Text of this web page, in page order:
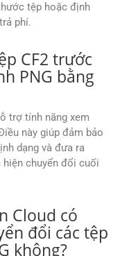
tệp hoặc định
phí.
CF2 trước
PNG bằng
trợ tính năng xem
này giúp đảm bảo
dạng và đưa ra
chuyển đổi cuối
Cloud có
đổi các tệp
không?